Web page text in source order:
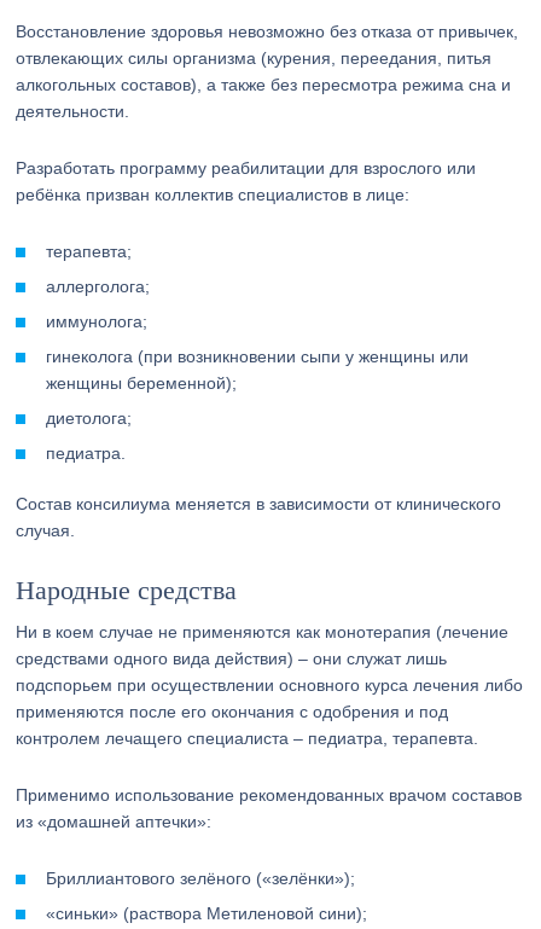
Восстановление здоровья невозможно без отказа от привычек,
отвлекающих силы организма (курения, переедания, питья
алкогольных составов), а также без пересмотра режима сна и
деятельности.
Разработать программу реабилитации для взрослого или
ребёнка призван коллектив специалистов в лице:
терапевта;
аллерголога;
иммунолога;
гинеколога (при возникновении сыпи у женщины или
женщины беременной);
диетолога;
педиатра.
Состав консилиума меняется в зависимости от клинического
случая.
Народные средства
Ни в коем случае не применяются как монотерапия (лечение
средствами одного вида действия) – они служат лишь
подспорьем при осуществлении основного курса лечения либо
применяются после его окончания с одобрения и под
контролем лечащего специалиста – педиатра, терапевта.
Применимо использование рекомендованных врачом составов
из «домашней аптечки»:
Бриллиантового зелёного («зелёнки»);
«синьки» (раствора Метиленовой сини);